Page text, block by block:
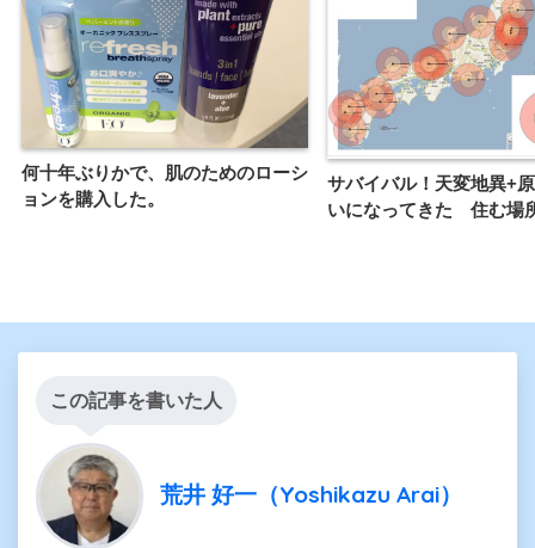
何十年ぶりかで、肌のためのローシ
ョンを購入した。
サバイバル！天変地異+
いになってきた 住む場
この記事を書いた人
荒井 好一（Yoshikazu Arai）